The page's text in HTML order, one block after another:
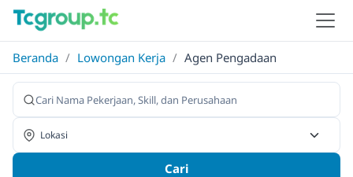
Beranda / Lowongan Kerja / Agen Pengadaan
Cari